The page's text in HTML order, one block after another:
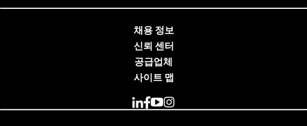
채용 정보
신뢰 센터
공급업체
사이트 맵